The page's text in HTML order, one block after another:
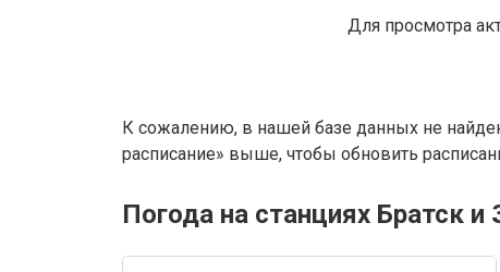
Для просмотра
К сожалению, в нашей базе данных не
расписание» выше, чтобы обновить
Погода на станциях Братск и